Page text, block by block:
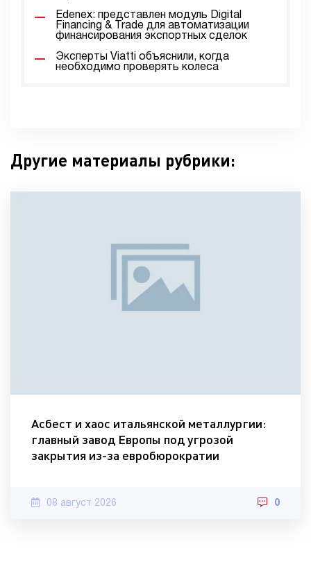
Edenex: представлен модуль Digital
Financing & Trade для автоматизации
финансирования экспортных сделок
Эксперты Viatti объяснили, когда
необходимо проверять колеса
Другие материалы рубрики:
Асбест и хаос итальянской металлургии:
главный завод Европы под угрозой
закрытия из-за евробюрократии
08 август 2026 0